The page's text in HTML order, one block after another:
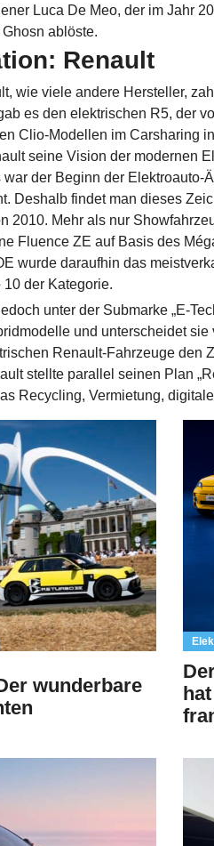
Luca De Meo, der im Jahr
ablöste.
Renault
wie viele andere Hersteller,
es den elektrischen R5, der
Clio-Modellen im Carsharing
seine Vision der modernen
der Beginn der Elektroauto-
Deshalb findet man dieses
2010. Mehr als nur
Fluence ZE auf Basis des
wurde daraufhin das
10 der Kategorie.
unter der Submarke „E-
und unterscheidet
Renault-Fahrzeuge den
stellte parallel seinen Plan
Recycling, Vermietung,
wunderbare